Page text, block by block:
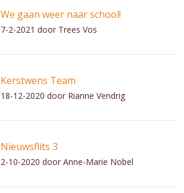
We gaan weer naar school!
7-2-2021 door Trees Vos
Kerstwens Team
18-12-2020 door Rianne Vendrig
Nieuwsflits 3
2-10-2020 door Anne-Marie Nobel